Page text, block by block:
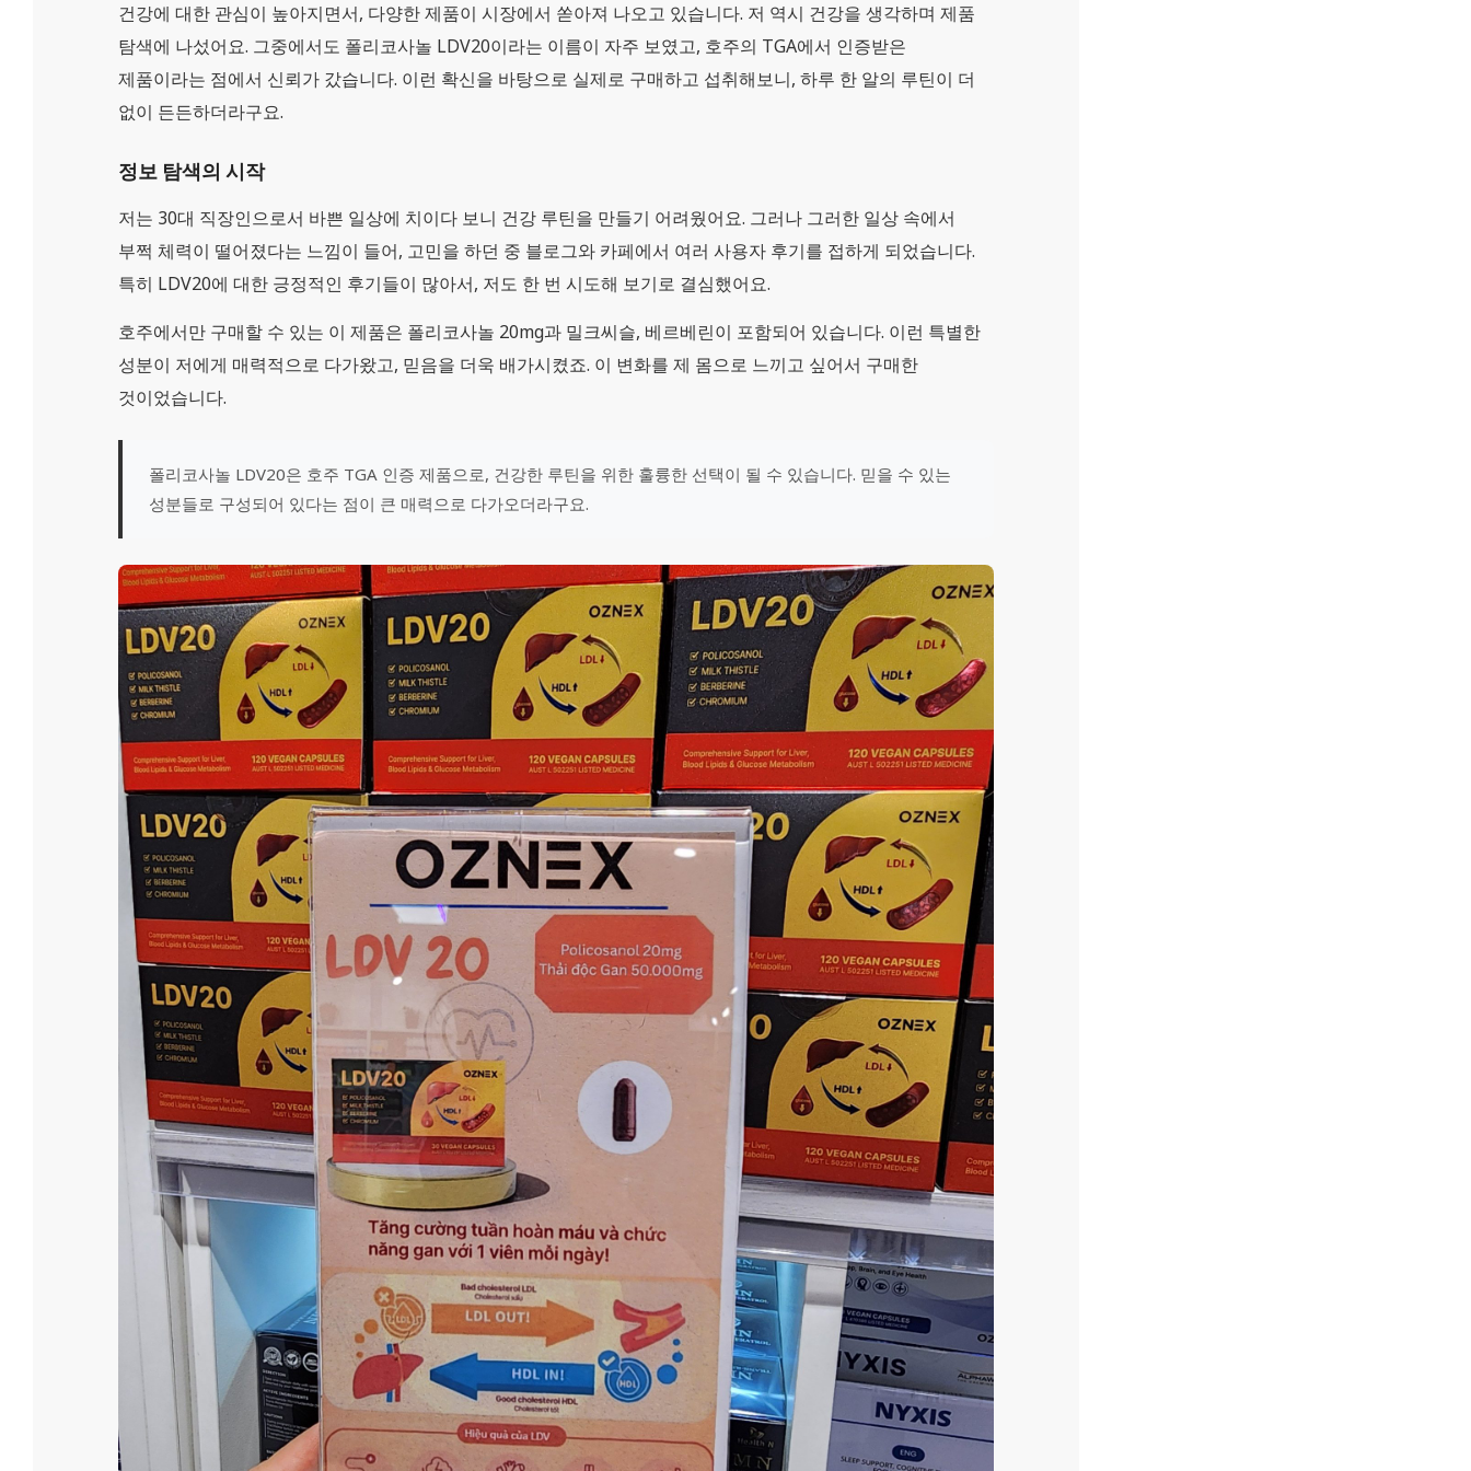
건강에 대한 관심이 높아지면서, 다양한 제품이 시장에서 쏟아져 나오고 있습니다. 저 역시 건강을 생각하며 제품
탐색에 나섰어요. 그중에서도 폴리코사놀 LDV20이라는 이름이 자주 보였고, 호주의 TGA에서 인증받은
제품이라는 점에서 신뢰가 갔습니다. 이런 확신을 바탕으로 실제로 구매하고 섭취해보니, 하루 한 알의 루틴이 더
없이 든든하더라구요.
정보 탐색의 시작
저는 30대 직장인으로서 바쁜 일상에 치이다 보니 건강 루틴을 만들기 어려웠어요. 그러나 그러한 일상 속에서
부쩍 체력이 떨어졌다는 느낌이 들어, 고민을 하던 중 블로그와 카페에서 여러 사용자 후기를 접하게 되었습니다.
특히 LDV20에 대한 긍정적인 후기들이 많아서, 저도 한 번 시도해 보기로 결심했어요.
호주에서만 구매할 수 있는 이 제품은 폴리코사놀 20mg과 밀크씨슬, 베르베린이 포함되어 있습니다. 이런 특별한
성분이 저에게 매력적으로 다가왔고, 믿음을 더욱 배가시켰죠. 이 변화를 제 몸으로 느끼고 싶어서 구매한
것이었습니다.
폴리코사놀 LDV20은 호주 TGA 인증 제품으로, 건강한 루틴을 위한 훌륭한 선택이 될 수 있습니다. 믿을 수 있는
성분들로 구성되어 있다는 점이 큰 매력으로 다가오더라구요.